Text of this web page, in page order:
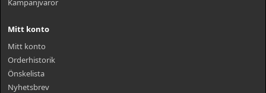
Kampanjvaror
Mitt konto
Mitt konto
Orderhistorik
Önskelista
Nyhetsbrev